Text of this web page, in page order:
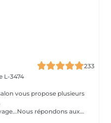
233
L-3474
vous propose plusieurs
répondons aux